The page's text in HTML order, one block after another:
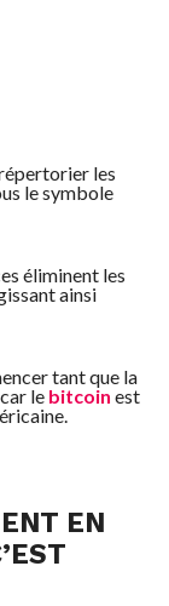
les
le symbole
éliminent les
ainsi
tant que la
le bitcoin est
EN